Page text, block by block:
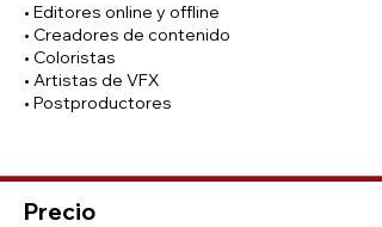
• Editores online y offline
• Creadores de contenido
• Coloristas
• Artistas de VFX
• Postproductores​​
Precio